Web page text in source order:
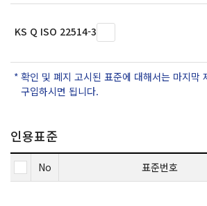
KS Q ISO 22514-3
확인 및 폐지 고시된 표준에 대해서는 마지막
구입하시면 됩니다.
인용표준
No 표준번호